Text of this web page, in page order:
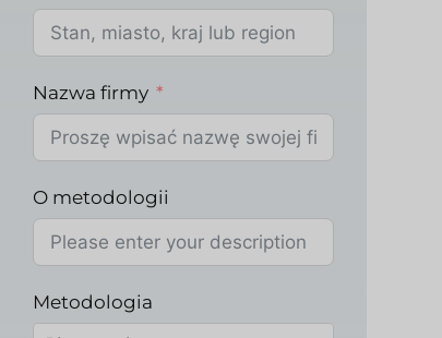
Nazwa firmy
O metodologii
Metodologia